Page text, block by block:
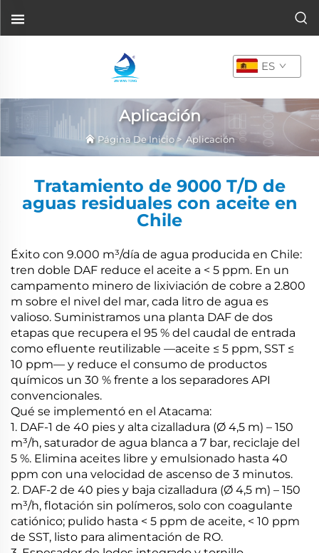
ES
Aplicación
Página De Inicio> Aplicación
Tratamiento de 9000 T/D de
aguas residuales con aceite en
Chile
Éxito con 9.000 m³/día de agua producida en Chile:
tren doble DAF reduce el aceite a < 5 ppm. En un
campamento minero de lixiviación de cobre a 2.800
m sobre el nivel del mar, cada litro de agua es
valioso. Suministramos una planta DAF de dos
etapas que recupera el 95 % del caudal de entrada
como efluente reutilizable —aceite ≤ 5 ppm, SST ≤
10 ppm— y reduce el consumo de productos
químicos un 30 % frente a los separadores API
convencionales.
Qué se implementó en el Atacama:
1. DAF-1 de 40 pies y alta cizalladura (Ø 4,5 m) – 150
m³/h, saturador de agua blanca a 7 bar, reciclaje del
5 %. Elimina aceites libre y emulsionado hasta 40
ppm con una velocidad de ascenso de 3 minutos.
2. DAF-2 de 40 pies y baja cizalladura (Ø 4,5 m) – 150
m³/h, flotación sin polímeros, solo con coagulante
catiónico; pulido hasta < 5 ppm de aceite, < 10 ppm
de SST, listo para alimentación de RO.